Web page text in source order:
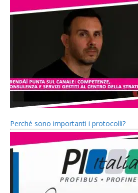
Perché sono importanti i protocolli?